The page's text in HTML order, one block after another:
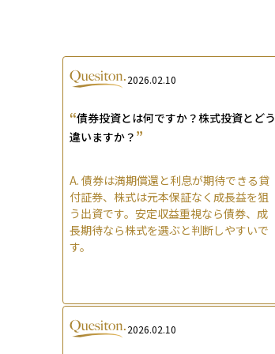
2026.02.10
“債券投資とは何ですか？株式投資とどう
違いますか？ ”
A. 債券は満期償還と利息が期待できる貸
付証券、株式は元本保証なく成長益を狙
う出資です。安定収益重視なら債券、成
長期待なら株式を選ぶと判断しやすいで
す。
2026.02.10